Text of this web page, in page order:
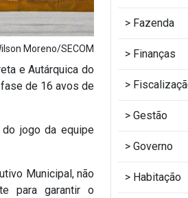
Moreno/SECOM
e Autárquica do
de 16 avos de
jogo da equipe
Municipal, não
para garantir o
Fazenda
Finanças
Gestão
Governo
Habitação